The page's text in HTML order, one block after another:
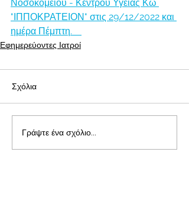
Νοσοκομείου - Κέντρου Υγείας Κω
"ΙΠΠΟΚΡΑΤΕΙΟΝ" στις 29/12/2022 και
ημέρα Πέμπτη.
Εφημερεύοντες Ιατροί
Σχόλια
Γράψτε ένα σχόλιο...